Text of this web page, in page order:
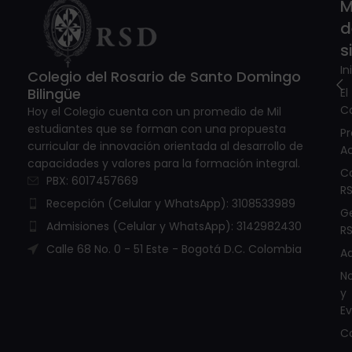
Colegio del Rosario de Santo Domingo
Bilingüe
Hoy el Colegio cuenta con un promedio de Mil
estudiantes que se forman con una propuesta
curricular de innovación orientada al desarrollo de
capacidades y valores para la formación integral.
PBX: 6017457669
Recepción (Celular y WhatsApp): 3108533989
Admisiones (Celular y WhatsApp): 3142982430
Calle 68 No. 0 - 51 Este - Bogotá D.C. Colombia
El
y